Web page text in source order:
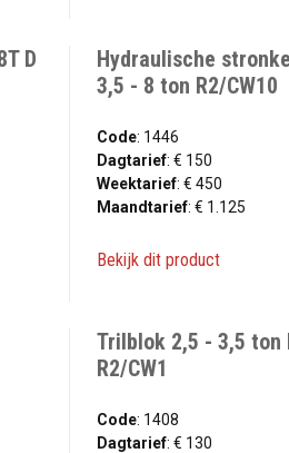
D
Hydraulische
3,5 - 8 ton R2/CW10
Code: 1446
Dagtarief: € 150
Weektarief: € 450
Maandtarief: € 1.125
Bekijk dit product
Trilblok 2,5 - 3,5 ton
R2/CW1
Code: 1408
Dagtarief: € 130